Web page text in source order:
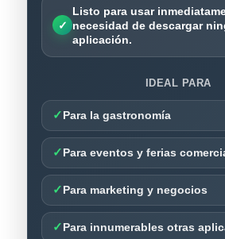
✓
Listo para usar
necesidad de descargar
aplicación.
IDEAL PARA
✓Para la gastronomía
✓Para eventos y ferias
✓Para marketing y negocios
✓Para innumerables otras